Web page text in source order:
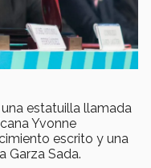
estatuilla llamada
Yvonne
escrito y una
Garza Sada.